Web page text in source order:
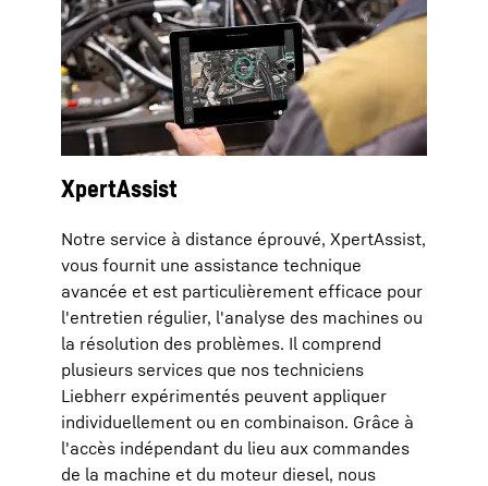
XpertAssist
Notre service à distance éprouvé, XpertAssist,
vous fournit une assistance technique
avancée et est particulièrement efficace pour
l'entretien régulier, l'analyse des machines ou
la résolution des problèmes. Il comprend
plusieurs services que nos techniciens
Liebherr expérimentés peuvent appliquer
individuellement ou en combinaison. Grâce à
l'accès indépendant du lieu aux commandes
de la machine et du moteur diesel, nous